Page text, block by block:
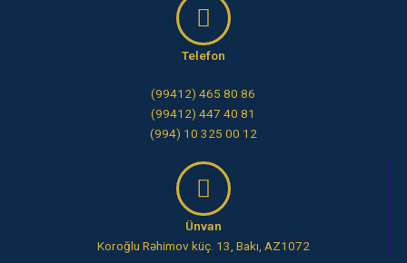
Telefon
(99412) 465 80 86
(99412) 447 40 81
(994) 10 325 00 12
Ünvan
Koroğlu Rəhimov küç. 13, Bakı, AZ1072